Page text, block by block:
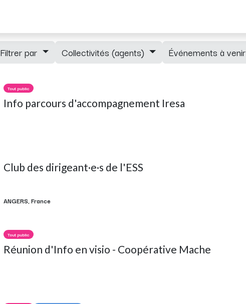
Filtrer par Collectivités (agents) Événements à venir
Tout public
Info parcours d'accompagnement Iresa
Club des dirigeant·e·s de l'ESS
ANGERS, France
Tout public
Réunion d'Info en visio - Coopérative Mache